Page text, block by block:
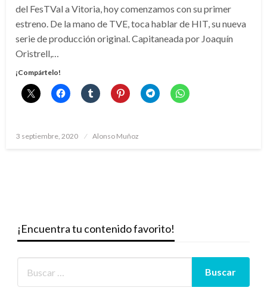
del FesTVal a Vitoria, hoy comenzamos con su primer
estreno. De la mano de TVE, toca hablar de HIT, su nueva
serie de producción original. Capitaneada por Joaquín
Oristrell,…
¡Compártelo!
Publicado
3 septiembre, 2020 Alonso Muñoz
¡Encuentra tu contenido favorito!